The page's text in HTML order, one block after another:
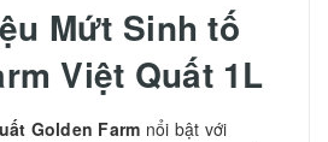
Mứt Sinh tố
Việt Quất 1L
Golden Farm nổi bật với